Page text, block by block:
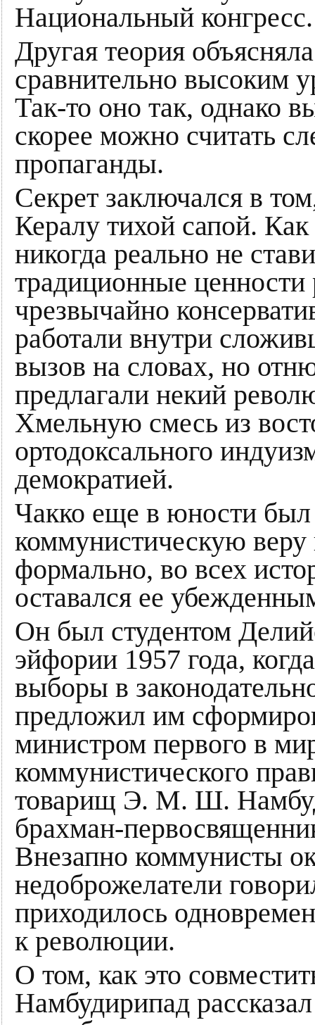
Национальный конгресс.
Другая теория
сравнительно высоким
Так-то оно так, однако
скорее можно считать
пропаганды.
Секрет заключался в
Кералу тихой сапой.
никогда реально не
традиционные ценности
чрезвычайно
работали внутри
вызов на словах, но
предлагали некий
Хмельную смесь из
ортодоксального
демократией.
Чакко еще в юности
коммунистическую веру
формально, во всех
оставался ее
Он был студентом
эйфории 1957 года,
выборы в
предложил им
министром первого в
коммунистического
товарищ Э. М. Ш.
брахман-
Внезапно коммунисты
недоброжелатели
приходилось
к революции.
О том, как это
Намбудирипад